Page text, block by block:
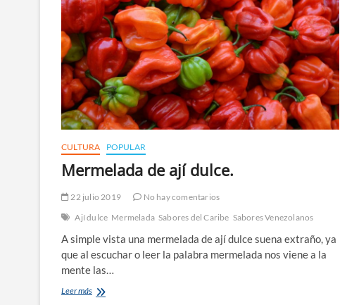
CULTURA POPULAR
Mermelada de ají dulce.
22 julio 2019
No hay comentarios
Ají dulce Mermelada Sabores del Caribe Sabores Venezolanos
A simple vista una mermelada de ají dulce suena extraño, ya
que al escuchar o leer la palabra mermelada nos viene a la
mente las…
Leer másMermelada